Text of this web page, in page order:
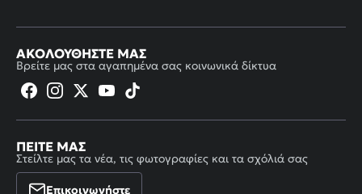
ΑΚΟΛΟΥΘΉΣΤΕ ΜΑΣ
Βρείτε μας στα αγαπημένα σας κοινωνικά δίκτυα
ΠΕΊΤΕ ΜΑΣ
Στείλτε μας τα νέα, τις φωτογραφίες και τα σχόλιά σας
Επικοινωνήστε